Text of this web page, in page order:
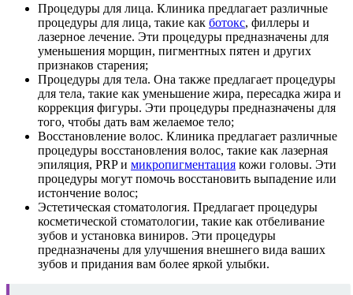
Процедуры для лица. Клиника предлагает различные
процедуры для лица, такие как ботокс, филлеры и
лазерное лечение. Эти процедуры предназначены для
уменьшения морщин, пигментных пятен и других
признаков старения;
Процедуры для тела. Она также предлагает процедуры
для тела, такие как уменьшение жира, пересадка жира и
коррекция фигуры. Эти процедуры предназначены для
того, чтобы дать вам желаемое тело;
Восстановление волос. Клиника предлагает различные
процедуры восстановления волос, такие как лазерная
эпиляция, PRP и микропигментация кожи головы. Эти
процедуры могут помочь восстановить выпадение или
истончение волос;
Эстетическая стоматология. Предлагает процедуры
косметической стоматологии, такие как отбеливание
зубов и установка виниров. Эти процедуры
предназначены для улучшения внешнего вида ваших
зубов и придания вам более яркой улыбки.